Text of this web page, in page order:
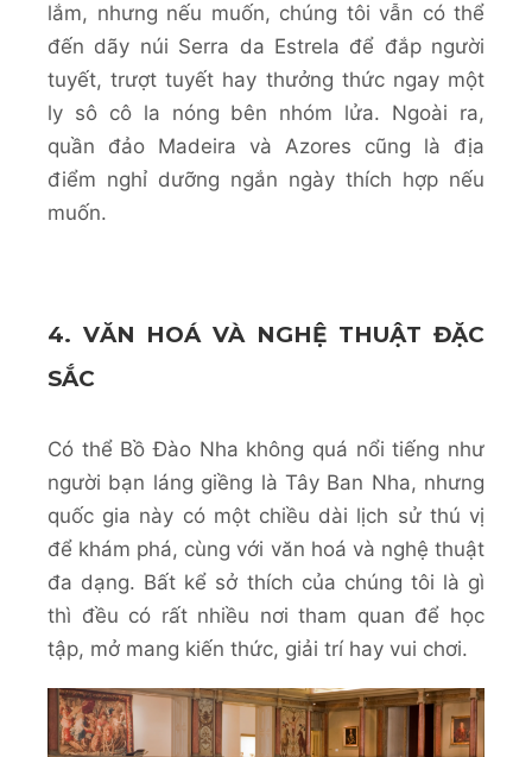
lắm, nhưng nếu muốn, chúng tôi vẫn có thể
đến dãy núi Serra da Estrela để đắp người
tuyết, trượt tuyết hay thưởng thức ngay một
ly sô cô la nóng bên nhóm lửa. Ngoài ra,
quần đảo Madeira và Azores cũng là địa
điểm nghỉ dưỡng ngắn ngày thích hợp nếu
muốn.
4. VĂN HOÁ VÀ NGHỆ THUẬT ĐẶC
SẮC
Có thể Bồ Đào Nha không quá nổi tiếng như
người bạn láng giềng là Tây Ban Nha, nhưng
quốc gia này có một chiều dài lịch sử thú vị
để khám phá, cùng với văn hoá và nghệ thuật
đa dạng. Bất kể sở thích của chúng tôi là gì
thì đều có rất nhiều nơi tham quan để học
tập, mở mang kiến thức, giải trí hay vui chơi.